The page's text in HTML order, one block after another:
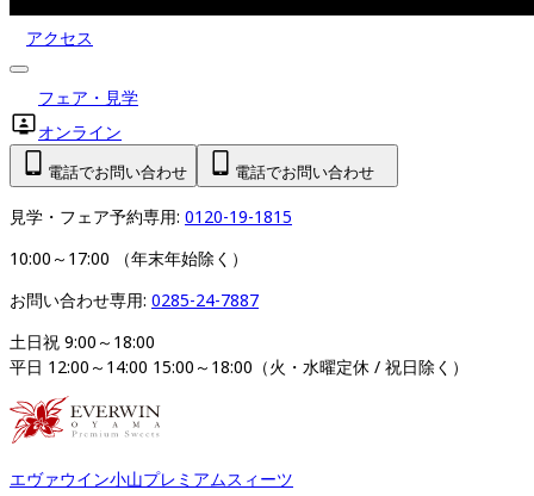
アクセス
フェア・見学
オンライン
電話でお問い合わせ 電話でお問い合わせ
見学・フェア予約専用: 0120-19-1815
10:00～17:00 （年末年始除く）
お問い合わせ専用: 0285-24-7887
土日祝 9:00～18:00
平日 12:00～14:00 15:00～18:00（火・水曜定休 / 祝日除く）
エヴァウイン小山プレミアムスィーツ